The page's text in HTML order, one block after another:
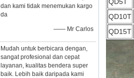
dan kami tidak menemukan kargo
da
—— Mr Carlos
Mudah untuk berbicara dengan,
sangat profesional dan cepat
layanan, kualitas bendera super
baik. Lebih baik daripada kami
QD10T
QD15T